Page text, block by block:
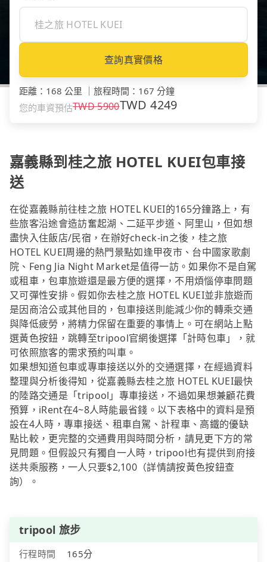
查詢真實價格
距離 ： 168 公里 旅程時間 ： 167 分鐘
您的車資預估TWD5900TWD4249
嘉義縣到桂之旅 HOTEL KUEI包車接
送
在從嘉義縣前往桂之旅 HOTEL KUEI的165分鐘路上，有
些旅客沿途會造訪奮起湖、二延平步道、阿里山，但如想
盡快入住飯店/民宿，在辦好check-in之後，桂之旅
HOTEL KUEI周邊的熱門景點如逢甲夜市、台中國家歌劇
院、Feng Jia Night Market是值得一訪。如果你不是自駕
或租車，包車旅遊還是最方便的選擇，不用煩惱停車問題
又可彈性安排。假如你去桂之旅 HOTEL KUEI並非旅遊而
是因商洽公或其他目的，包車接送則能減少你的轉乘交通
與降低疲勞，將精力保留在重要的事情上。可在網站上點
選黃色按鈕，跳轉至tripool官網後選擇「計時包車」，就
可依照旅客的需求預約叫車。
如果想知道包車或專車接送以外的交通選擇，在經過資料
整理與分析後得知，從嘉義縣去桂之旅 HOTEL KUEI最快
的陸路交通是「tripool」專車接送，不過如果想兼顧花費
預算，iRent在4~8人時能最省錢。以下表格中的資料是預
設在4人時，專車接送、租車自駕、計程車、高鐵的優缺
點比較，更完整的交通費用與時間分析，請見更下方的常
見問題。但假設只有獨自一人時，tripool也有提供到府接
送共乘服務，一人只要$2,100（詳情請按黃色按鈕查
詢）。
tripool 旅步
行程時間
165分